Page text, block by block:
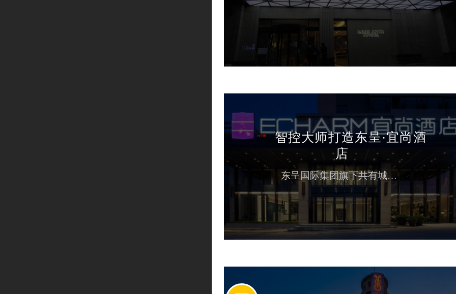
智控大师打造东呈·宜尚酒
店
东呈国际集团旗下共有城市便捷、精途、怡程、宜尚、宜尚Plus、隐沫、柏曼、吾公馆、蓓利夫人、锋态度酒店等15大品牌超过2500家酒店（含筹建）遍布全球,自2006年成立以来，东呈秉承“以客为尊、合作分享、激情专注、结果导向”的价值观，致力成为世界一流酒店集团。